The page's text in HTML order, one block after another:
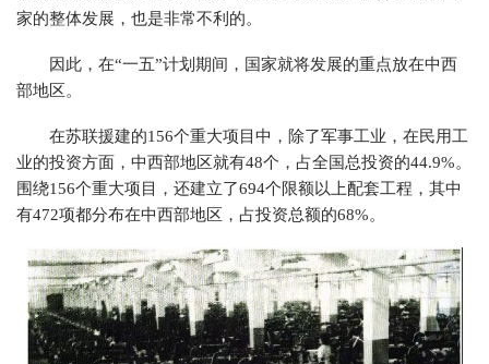
家的整体发展，也是非常不利的。
因此，在“一五”计划期间，国家就将发展的重点放在中西
部地区。
在苏联援建的156个重大项目中，除了军事工业，在民用工
业的投资方面，中西部地区就有48个，占全国总投资的44.9%。
围绕156个重大项目，还建立了694个限额以上配套工程，其中
有472项都分布在中西部地区，占投资总额的68%。